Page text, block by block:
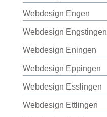
Webdesign Engen
Webdesign Engstingen
Webdesign Eningen
Webdesign Eppingen
Webdesign Esslingen
Webdesign Ettlingen